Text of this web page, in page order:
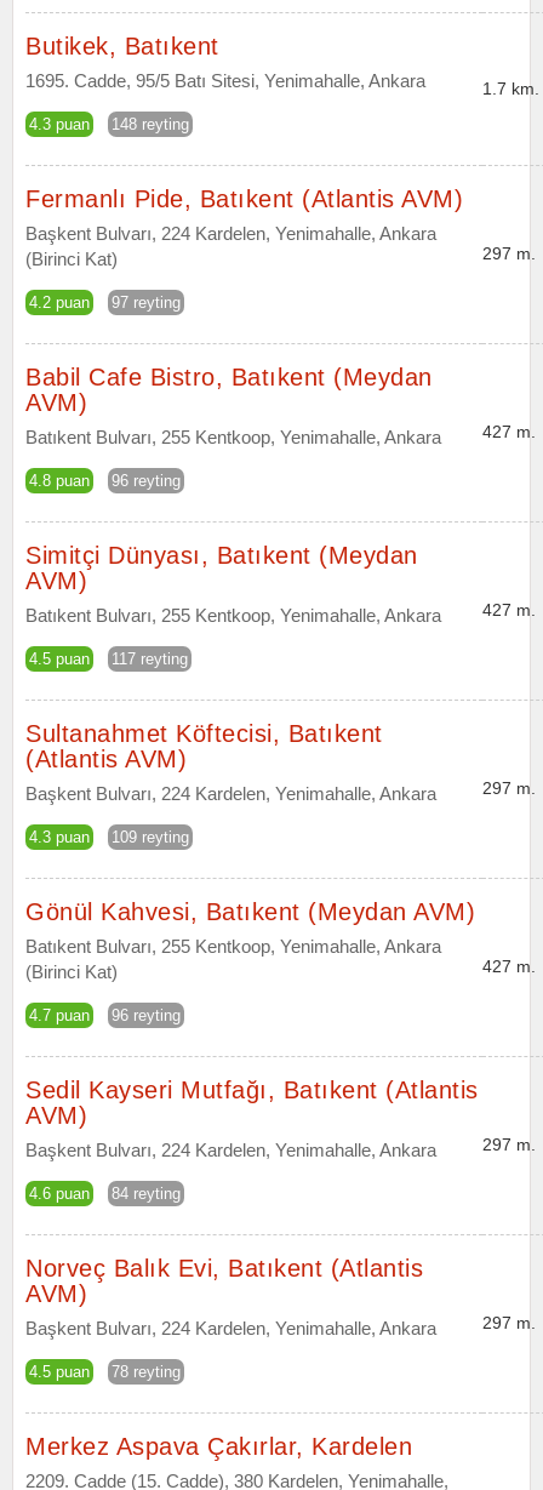
Butikek, Batıkent
1695. Cadde, 95/5 Batı Sitesi, Yenimahalle, Ankara
4.3 puan 148 reyting
1.7 km.
Fermanlı Pide, Batıkent (Atlantis AVM)
Başkent Bulvarı, 224 Kardelen, Yenimahalle, Ankara
(Birinci Kat)
4.2 puan 97 reyting
297 m.
Babil Cafe Bistro, Batıkent (Meydan
AVM)
Batıkent Bulvarı, 255 Kentkoop, Yenimahalle, Ankara
4.8 puan 96 reyting
427 m.
Simitçi Dünyası, Batıkent (Meydan
AVM)
Batıkent Bulvarı, 255 Kentkoop, Yenimahalle, Ankara
4.5 puan 117 reyting
427 m.
Sultanahmet Köftecisi, Batıkent
(Atlantis AVM)
Başkent Bulvarı, 224 Kardelen, Yenimahalle, Ankara
4.3 puan 109 reyting
297 m.
Gönül Kahvesi, Batıkent (Meydan AVM)
Batıkent Bulvarı, 255 Kentkoop, Yenimahalle, Ankara
(Birinci Kat)
4.7 puan 96 reyting
427 m.
Sedil Kayseri Mutfağı, Batıkent (Atlantis
AVM)
Başkent Bulvarı, 224 Kardelen, Yenimahalle, Ankara
4.6 puan 84 reyting
297 m.
Norveç Balık Evi, Batıkent (Atlantis
AVM)
Başkent Bulvarı, 224 Kardelen, Yenimahalle, Ankara
4.5 puan 78 reyting
297 m.
Merkez Aspava Çakırlar, Kardelen
2209. Cadde (15. Cadde), 380 Kardelen, Yenimahalle,